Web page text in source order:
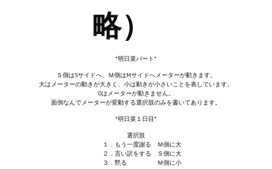
Теневой кардинал для Скайрима
Kitana HGEC
Apella CBBE SSE BodySlide (with Physics)
Apella 2.0 CBBE SSE BodySlide (with Physics)
Kitana CBBE SSE BodySlide (with Physics)
略）
*明日菜パート*
Ｓ側はSサイドへ、Ｍ側はMサイドへメーターが動きます。
大はメーターの動きが大きく、小は動きが小さいことを表しています。
0はメーターが動きません。
面倒なんでメーターが変動する選択肢のみを書いてあります。
*明日菜１日目*
選択肢
１．もう一度謝る Ｍ側に大
２．言い訳をする Ｓ側に大
３．黙る Ｍ側に小